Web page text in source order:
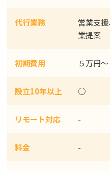
代行業務
営業支
業提案
初期費用 ５万円～
設立10年以上 ○
リモート対応 -
料金 -